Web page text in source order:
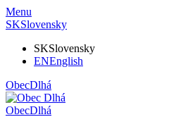
Menu
SKSlovensky
SKSlovensky
ENEnglish
ObecDlhá
ObecDlhá